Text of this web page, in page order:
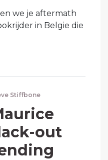
we je aftermath
in Belgie die
Stiffbone
out